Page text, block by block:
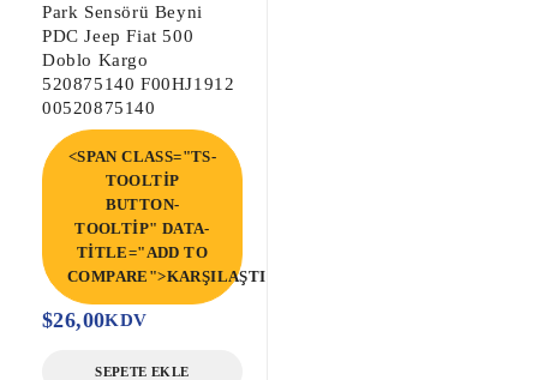
Park Sensörü Beyni
PDC Jeep Fiat 500
Doblo Kargo
520875140 F00HJ1912
00520875140
<SPAN CLASS="TS-
TOOLTIP
BUTTON-
TOOLTIP" DATA-
TITLE="ADD TO
COMPARE">KARŞILAŞTIR</SPAN>
$26,00KDV
SEPETE EKLE